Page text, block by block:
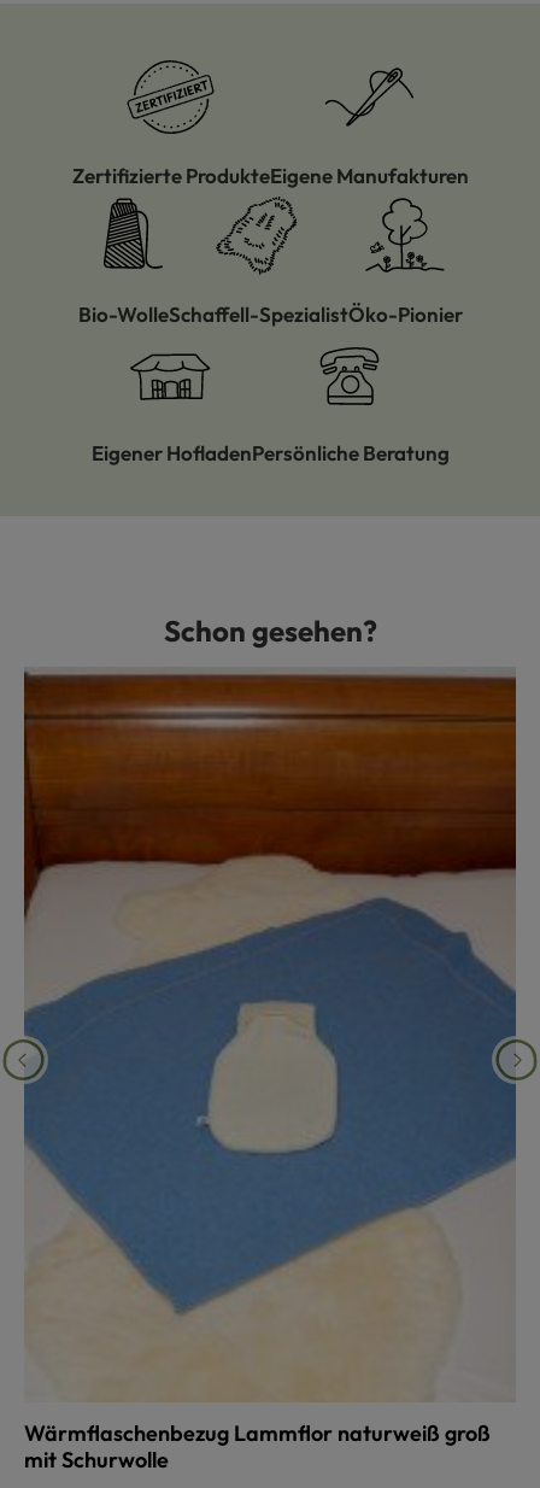
Zertifizierte ProdukteEigene Manufakturen
Bio-WolleSchaffell-SpezialistÖko-Pionier
Eigener HofladenPersönliche Beratung
Produktgalerie überspringenSchon gesehen?
Wärmflaschenbezug Lammflor naturweiß groß
mit Schurwolle